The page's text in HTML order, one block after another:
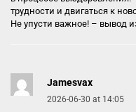
трудности и двигаться к
Не упусти важное! – вывод
Jamesvax
2026-06-30 at 14:05